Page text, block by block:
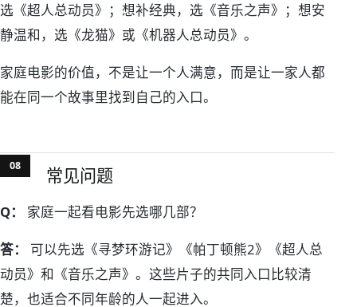
选《超人总动员》；想补经典，选《音乐之声》；想安
静温和，选《龙猫》或《机器人总动员》。
家庭电影的价值，不是让一个人满意，而是让一家人都
能在同一个故事里找到自己的入口。
常见问题
Q： 家庭一起看电影先选哪几部？
答：
可以先选《寻梦环游记》《帕丁顿熊2》《超人总
动员》和《音乐之声》。这些片子的共同入口比较清
楚，也适合不同年龄的人一起进入。